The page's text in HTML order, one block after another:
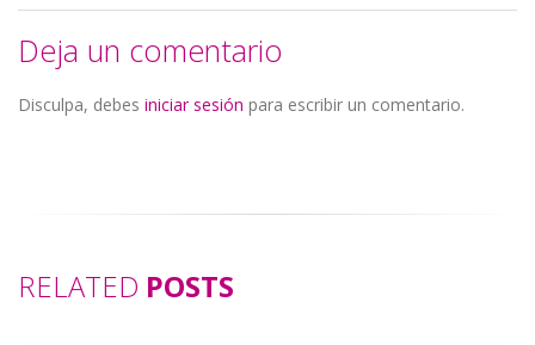
Deja un comentario
Disculpa, debes iniciar sesión para escribir un comentario.
RELATED POSTS